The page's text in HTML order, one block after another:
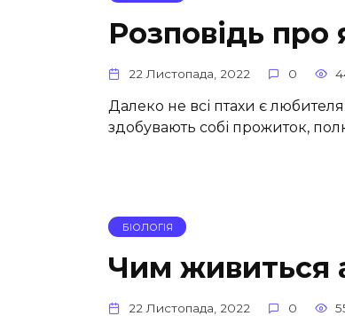
Розповідь про
22 Листопада, 2022 0
Далеко не всі птахи є
здобувають собі прожиток,
БІОЛОГІЯ
Чим живиться
22 Листопада, 2022 0